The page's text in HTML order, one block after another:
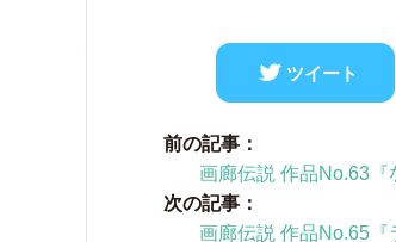
ツイート
前の記事：
画廊伝説 作品No.63『
次の記事：
画廊伝説 作品No.65『